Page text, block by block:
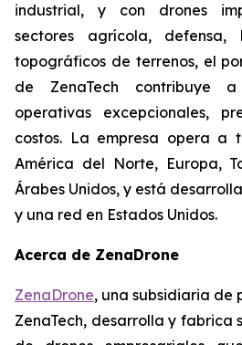
industrial, y con drones
sectores agrícola, defensa,
topográficos de terrenos, el
de ZenaTech contribuye
operativas excepcionales,
costos. La empresa opera a
América del Norte, Europa,
Árabes Unidos, y está
y una red en Estados Unidos.
Acerca de ZenaDrone
ZenaDrone, una subsidiaria
ZenaTech, desarrolla y fabrica